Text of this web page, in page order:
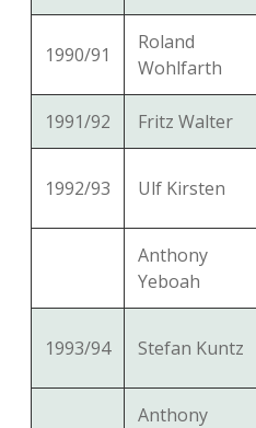
1990/91
Roland
Wohlfarth
1991/92 Fritz Walter
1992/93 Ulf Kirsten
Anthony
Yeboah
1993/94 Stefan Kuntz
Anthony